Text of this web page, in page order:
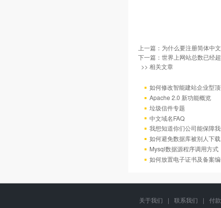
上一篇： 为什么要注册简体中
下一篇： 世界上网站总数已经
>> 相关文章
如何修改智能建站企业型
Apache 2.0 新功能概览
垃圾信件专题
中文域名FAQ
我想知道你们公司能保障
如何避免数据库被别人下
Mysql数据源程序调用方
如何放置电子证书及备案
关于我们 | 联系我们 |
付